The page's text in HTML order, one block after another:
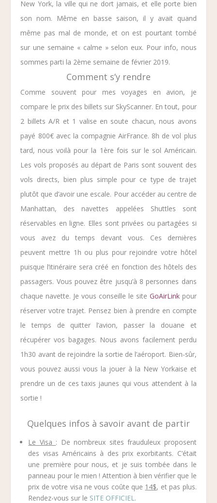
New York, la ville qui ne dort jamais, et elle porte bien
son nom. Même en basse saison, il y avait quand
même pas mal de monde, et on est pourtant tombé
sur une semaine « calme » selon eux. Pour info, nous
sommes parti la 2ème semaine de février 2019.
Comment s’y rendre
Comme souvent pour mes voyages en avion, je
compare le prix des billets sur SkyScanner. En tout, pour
2 billets A/R et 1 valise en soute chacun, nous avons
payé 800€ avec la compagnie AirFrance. 8h de vol plus
tard, nous voilà pour la 1ère fois sur le sol Américain.
Les vols proposés au départ de Paris sont souvent des
vols directs, bien plus simple pour ce type de trajet
plutôt que d’avoir une escale. Pour accéder au centre de
Manhattan, des navettes appelées Shuttles sont
réservables en ligne. Elles sont privées ou partagées si
vous avez du temps devant vous. Ces dernières
peuvent mettre 1h ou plus pour rejoindre votre hôtel
puisque l’itinéraire sera créé en fonction des hôtels des
passagers. Vous pouvez être jusqu’à 8 personnes dans
chaque navette. Je vous conseille le site GoAirLinkpour
réserver votre trajet. Pensez bien à prendre en compte
le temps de quitter l’avion, passer la douane et
récupérer vos bagages. Nous avons facilement perdu
1h30 avant de rejoindre la sortie de l’aéroport. Bien-sûr,
vous pouvez aussi vous la jouer à la New Yorkaise et
prendre un de ces taxis jaunes qui vous attendent à la
sortie !
Quelques infos à savoir avant de partir
Le Visa : De nombreux sites frauduleux proposent
des visas Américains à des prix exorbitants. C’était
une première pour nous, et je suis tombée dans le
panneau pour le mien ! Attention à bien vérifier que le
prix de votre visa ne vous coûte que 14$, et pas plus.
Rendez-vous sur le SITE OFFICIEL.